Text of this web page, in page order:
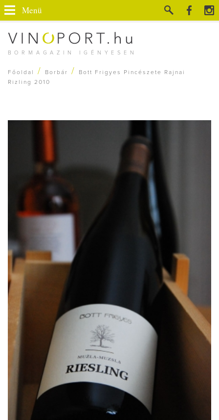
BORMAGAZIN IGÉNYESEN
Menü
Főoldal / Borbár /
Bott Frigyes Pincészete Rajnai
Rizling 2010